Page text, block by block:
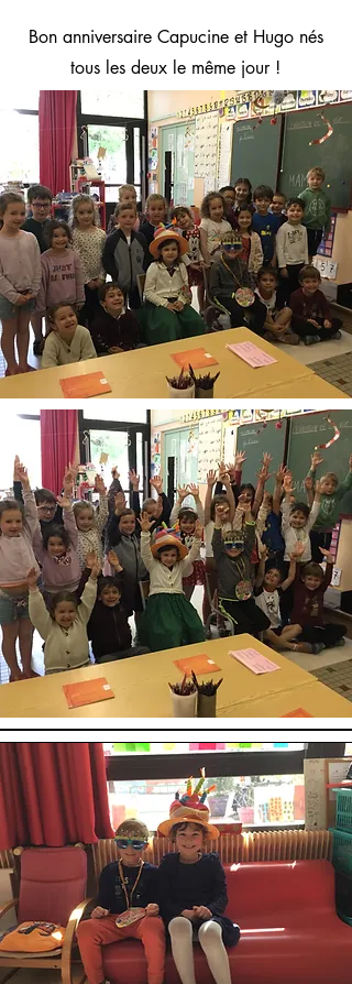
Bon anniversaire Capucine et Hugo nés
tous les deux le même jour !